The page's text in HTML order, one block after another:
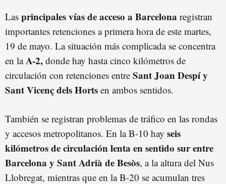
Las principales vías de acceso a Barcelona registran
importantes retenciones a primera hora de este martes,
19 de mayo. La situación más complicada se concentra
en laA-2, donde hay hasta cinco kilómetros de
circulación con retenciones entre Sant Joan Despí y
Sant Vicenç dels Horts en ambos sentidos.
También se registran problemas de tráfico en las rondas
y accesos metropolitanos. En la B-10 hay seis
kilómetros de circulación lenta en sentido sur entre
Barcelona y Sant Adrià de Besòs, a la altura del Nus
Llobregat, mientras que en la B-20 se acumulan tres